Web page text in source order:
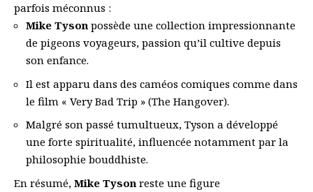
parfois méconnus :
Mike Tyson possède une collection impressionnante
de pigeons voyageurs, passion qu’il cultive depuis
son enfance.
Il est apparu dans des caméos comiques comme dans
le film « Very Bad Trip » (The Hangover).
Malgré son passé tumultueux, Tyson a développé
une forte spiritualité, influencée notamment par la
philosophie bouddhiste.
En résumé, Mike Tyson reste une figure